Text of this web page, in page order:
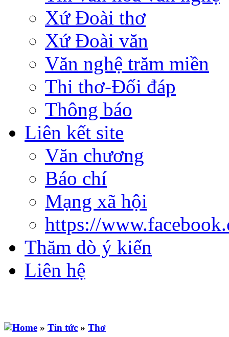
Xứ Đoài thơ
Xứ Đoài văn
Văn nghệ trăm miền
Thi thơ-Đối đáp
Thông báo
Liên kết site
Văn chương
Báo chí
Mạng xã hội
https://
Thăm dò ý kiến
Liên hệ
» Tin tức » Thơ